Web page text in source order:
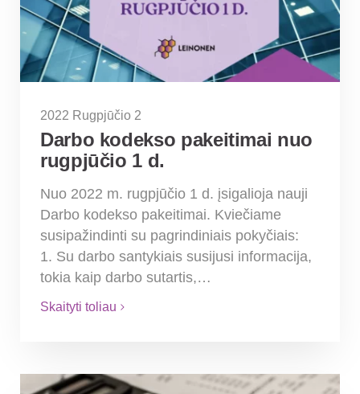
2022 Rugpjūčio 2
Darbo kodekso pakeitimai nuo
rugpjūčio 1 d.
Nuo 2022 m. rugpjūčio 1 d. įsigalioja nauji
Darbo kodekso pakeitimai. Kviečiame
susipažindinti su pagrindiniais pokyčiais:
1. Su darbo santykiais susijusi informacija,
tokia kaip darbo sutartis,…
Skaityti toliau